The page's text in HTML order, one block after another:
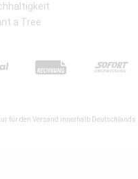
a Tree
für den Versand innerhalb Deutschlands.